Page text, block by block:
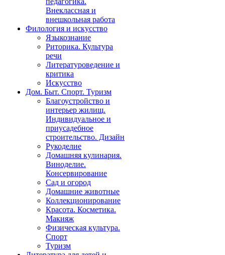
Внеклассная и
внешкольная работа
Филология и искусство
Языкознание
Риторика. Культура
речи
Литературоведение и
критика
Искусство
Дом. Быт. Спорт. Туризм
Благоустройство и
интерьер жилищ.
Индивидуальное и
приусадебное
строительство. Дизайн
Рукоделие
Домашняя кулинария.
Виноделие.
Консервирование
Сад и огород
Домашние животные
Коллекционирование
Красота. Косметика.
Макияж
Физическая культура.
Спорт
Туризм